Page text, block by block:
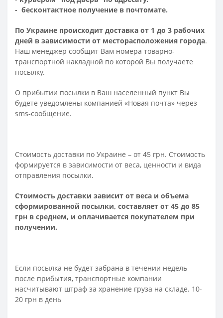
- бесконтактное получение в почтомате.
По Украине происходит доставка от 1 до 3 рабочих
дней в зависимости от месторасположения города.
Наш менеджер сообщит Вам номера товарно-
транспортной накладной по которой Вы получаете
посылку.
О прибытии посылки в Ваш населенный пункт Вы
будете уведомлены компанией «Новая почта» через
sms-сообщение.
Стоимость доставки по Украине – от 45 грн. Стоимость
формируется в зависимости от веса, ценности и вида
отправления посылки.
Стоимость доставки зависит от веса и объема
сформированной посылки, составляет от 45 до 85
грн в среднем, и оплачивается покупателем при
получении.
Если посылка не будет забрана в течении недель
после прибытия, транспортные компании
насчитывают штраф за хранение груза на складе. 10-
20 грн в день